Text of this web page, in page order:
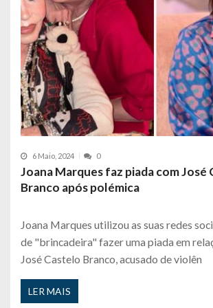
6 Maio, 2024 0
Joana Marques faz piada com José
Branco após polémica
Joana Marques utilizou as suas redes
de "brincadeira" fazer uma piada em
José Castelo Branco, acusado de violên
LER MAIS